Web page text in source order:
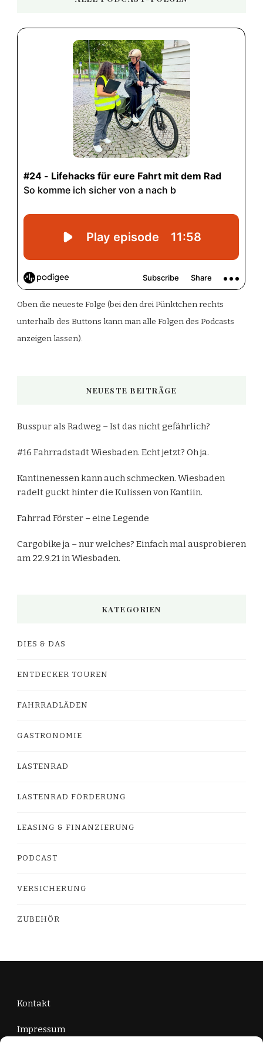
Oben die neueste Folge (bei den drei Pünktchen rechts
unterhalb des Buttons kann man alle Folgen des Podcasts
anzeigen lassen).
NEUESTE BEITRÄGE
Busspur als Radweg – Ist das nicht gefährlich?
#16 Fahrradstadt Wiesbaden. Echt jetzt? Oh ja.
Kantinenessen kann auch schmecken. Wiesbaden
radelt guckt hinter die Kulissen von Kantiin.
Fahrrad Förster – eine Legende
Cargobike ja – nur welches? Einfach mal ausprobieren
am 22.9.21 in Wiesbaden.
KATEGORIEN
DIES & DAS
ENTDECKER TOUREN
FAHRRADLÄDEN
GASTRONOMIE
LASTENRAD
LASTENRAD FÖRDERUNG
LEASING & FINANZIERUNG
PODCAST
VERSICHERUNG
ZUBEHÖR
Kontakt
Impressum